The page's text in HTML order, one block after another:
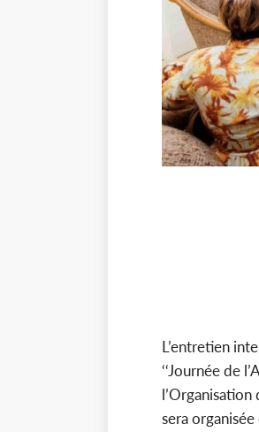
L’entretien
‘‘Journée de
l’Organisation
sera